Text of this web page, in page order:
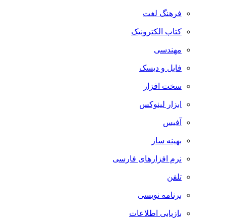
فرهنگ لغت
کتاب الکترونیک
مهندسی
فایل و دیسک
سخت افزار
ابزار لینوکس
آفیس
بهینه ساز
نرم افزارهای فارسی
تلفن
برنامه نویسی
بازیابی اطلاعات